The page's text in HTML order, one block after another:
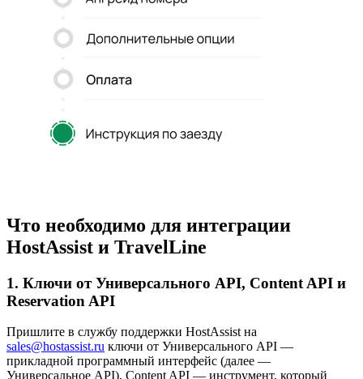
Что необходимо для интеграции
HostAssist и TravelLine
1. Ключи от Универсального API, Content API и
Reservation API
Пришлите в службу поддержки HostAssist на
sales@hostassist.ru ключи от Универсального API —
прикладной программный интерфейс (далее —
Универсальное API), Content API — инструмент, который